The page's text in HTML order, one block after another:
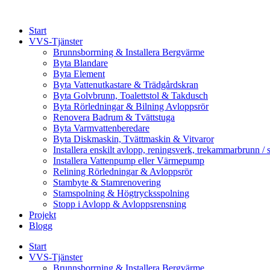
contentStart
VVS-Tjänster
Brunnsborrning & Installera Bergvärme
Byta Blandare
Byta Element
Byta Vattenutkastare & Trädgårdskran
Byta Golvbrunn, Toalettstol & Takdusch
Byta Rörledningar & Bilning Avloppsrör
Renovera Badrum & Tvättstuga
Byta Varmvattenberedare
Byta Diskmaskin, Tvättmaskin & Vitvaror
Installera enskilt avlopp, reningsverk, trekammarbrunn /
Installera Vattenpump eller Värmepump
Relining Rörledningar & Avloppsrör
Stambyte & Stamrenovering
Stamspolning & Högtrycksspolning
Stopp i Avlopp & Avloppsrensning
Projekt
Blogg
Start
VVS-Tjänster
Brunnsborrning & Installera Bergvärme